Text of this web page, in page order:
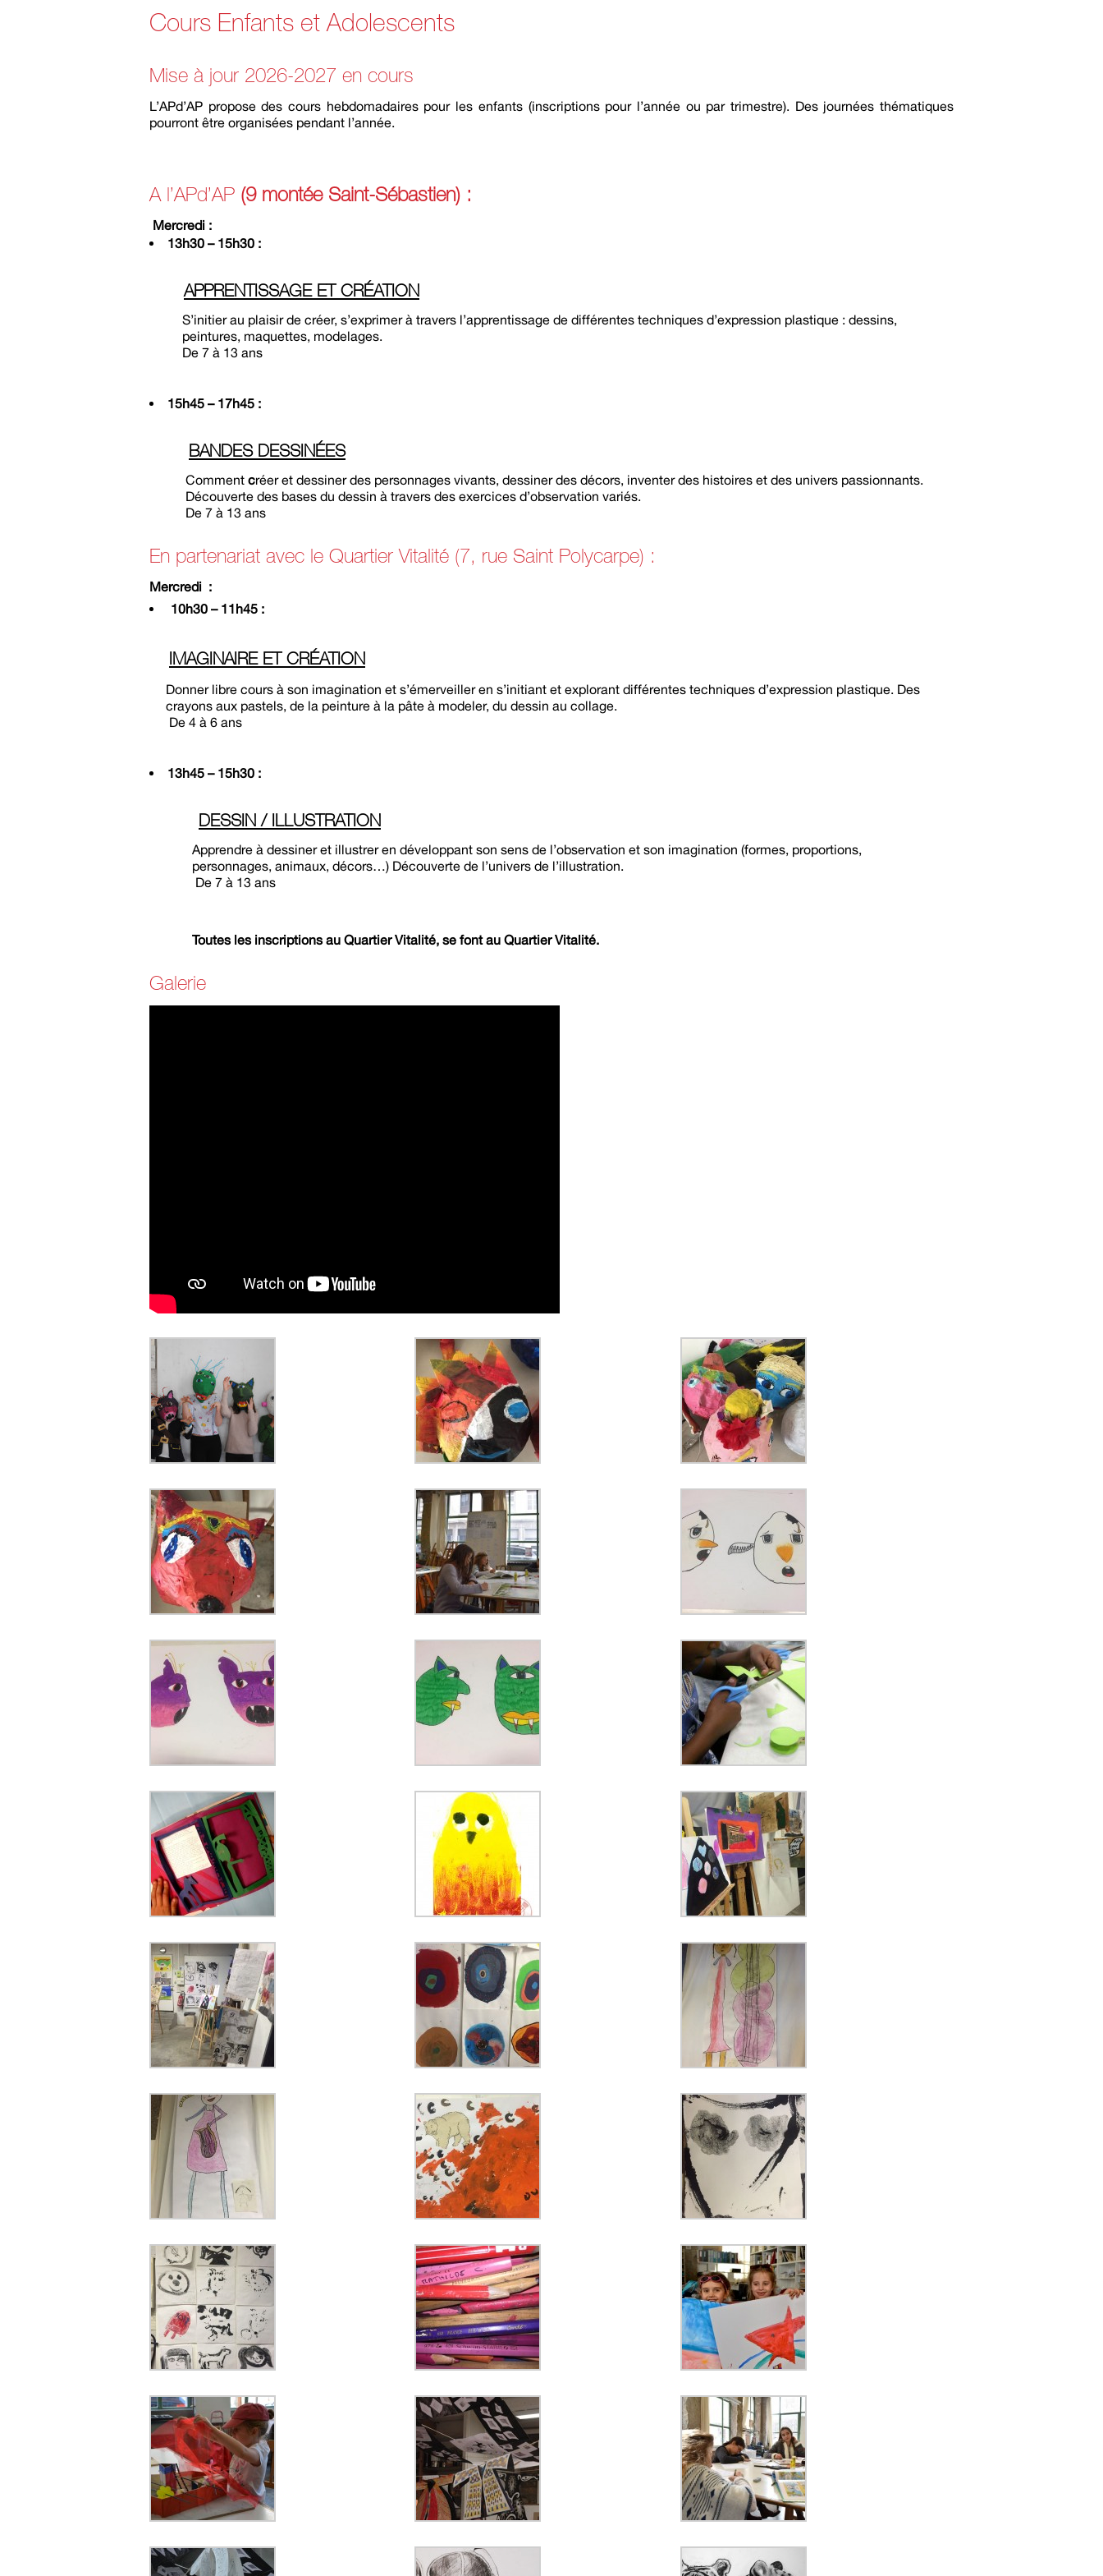
Cours Enfants et Adolescents
Mise à jour 2026-2027 en cours
L’APd’AP propose des cours hebdomadaires pour les enfants (inscriptions pour l’année ou par trimestre). Des journées thématiques
pourront être organisées pendant l’année.
A l’APd’AP (9 montée Saint-Sébastien) :
Mercredi :
13h30 – 15h30 :
APPRENTISSAGE ET CRÉATION
S’initier au plaisir de créer, s’exprimer à travers l’apprentissage de différentes techniques d’expression plastique : dessins,
peintures, maquettes, modelages.
De 7 à 13 ans
15h45 – 17h45 :
BANDES DESSINÉES
Comment créer et dessiner des personnages vivants, dessiner des décors, inventer des histoires et des univers passionnants.
Découverte des bases du dessin à travers des exercices d’observation variés.
De 7 à 13 ans
En partenariat avec le Quartier Vitalité (7, rue Saint Polycarpe) :
Mercredi :
10h30 – 11h45 :
IMAGINAIRE ET CRÉATION
Donner libre cours à son imagination et s’émerveiller en s’initiant et explorant différentes techniques d’expression plastique. Des
crayons aux pastels, de la peinture à la pâte à modeler, du dessin au collage.
De 4 à 6 ans
13h45 – 15h30 :
DESSIN / ILLUSTRATION
Apprendre à dessiner et illustrer en développant son sens de l’observation et son imagination (formes, proportions,
personnages, animaux, décors…) Découverte de l’univers de l’illustration.
De 7 à 13 ans
Toutes les inscriptions au Quartier Vitalité, se font au Quartier Vitalité.
Galerie